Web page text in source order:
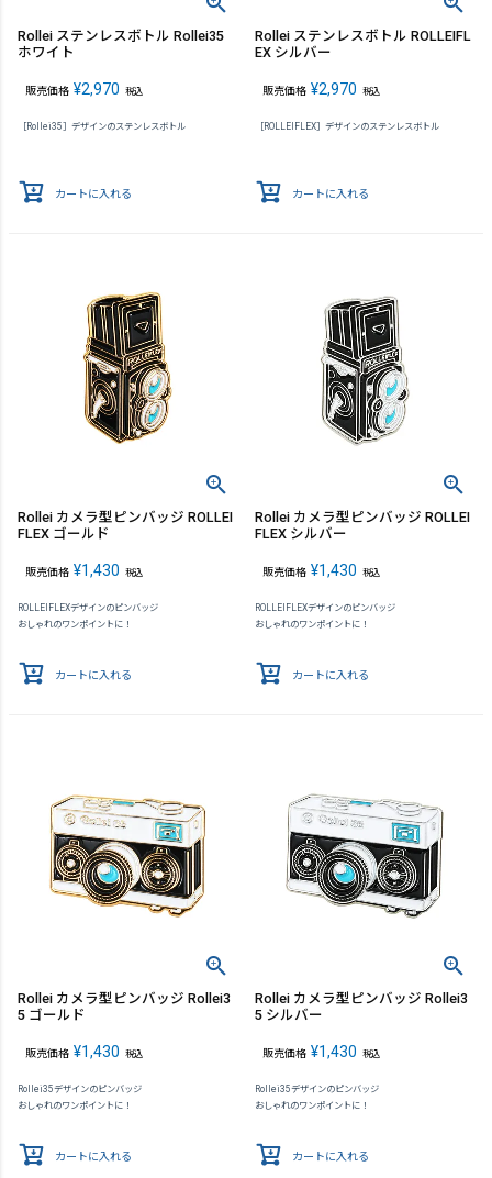
Rollei ステンレスボトル Rollei35
ホワイト
販売価格 ¥2,970 税込
［Rollei35］デザインのステンレスボトル
カートに入れる
Rollei ステンレスボトル ROLLEIFL
EX シルバー
販売価格 ¥2,970 税込
［ROLLEIFLEX］デザインのステンレスボトル
カートに入れる
Rollei カメラ型ピンバッジ ROLLEI
FLEX ゴールド
販売価格 ¥1,430 税込
ROLLEIFLEXデザインのピンバッジ
おしゃれのワンポイントに！
カートに入れる
Rollei カメラ型ピンバッジ ROLLEI
FLEX シルバー
販売価格 ¥1,430 税込
ROLLEIFLEXデザインのピンバッジ
おしゃれのワンポイントに！
カートに入れる
Rollei カメラ型ピンバッジ Rollei3
5 ゴールド
販売価格 ¥1,430 税込
Rollei35デザインのピンバッジ
おしゃれのワンポイントに！
カートに入れる
Rollei カメラ型ピンバッジ Rollei3
5 シルバー
販売価格 ¥1,430 税込
Rollei35デザインのピンバッジ
おしゃれのワンポイントに！
カートに入れる